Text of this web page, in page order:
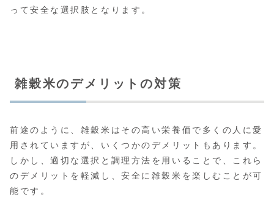
って安全な選択肢となります。
雑穀米のデメリットの対策
前途のように、雑穀米はその高い栄養価で多くの人に愛
用されていますが、いくつかのデメリットもあります。
しかし、適切な選択と調理方法を用いることで、これら
のデメリットを軽減し、安全に雑穀米を楽しむことが可
能です。